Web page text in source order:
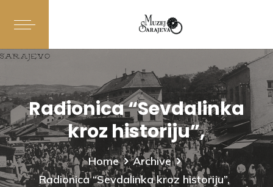
Radionica “Sevdalinka
kroz historiju”,
Home
Archive
Radionica “Sevdalinka kroz historiju”,